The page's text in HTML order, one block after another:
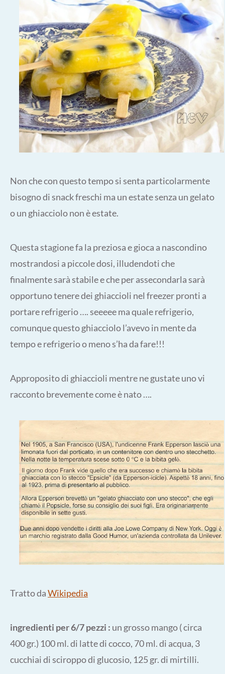
Non che con questo tempo si senta particolarmente
bisogno di snack freschi ma un estate senza un gelato
o un ghiacciolo non è estate.
Questa stagione fa la preziosa e gioca a nascondino
mostrandosi a piccole dosi, illudendoti che
finalmente sarà stabile e che per assecondarla sarà
opportuno tenere dei ghiaccioli nel freezer pronti a
portare refrigerio …. seeeee ma quale refrigerio,
comunque questo ghiacciolo l’avevo in mente da
tempo e refrigerio o meno s’ha da fare!!!
Approposito di ghiaccioli mentre ne gustate uno vi
racconto brevemente come è nato ….
Tratto daWikipedia
ingredienti per 6/7 pezzi : un grosso mango ( circa
400 gr.) 100 ml. di latte di cocco, 70 ml. di acqua, 3
cucchiai di sciroppo di glucosio, 125 gr. di mirtilli.